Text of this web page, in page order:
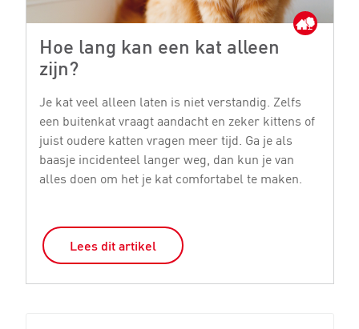
Hoe lang kan een kat alleen
zijn?
Je kat veel alleen laten is niet verstandig. Zelfs
een buitenkat vraagt aandacht en zeker kittens of
juist oudere katten vragen meer tijd. Ga je als
baasje incidenteel langer weg, dan kun je van
alles doen om het je kat comfortabel te maken.
Lees dit artikel